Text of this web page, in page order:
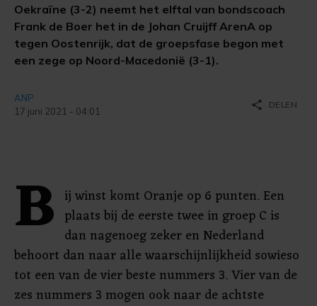
Oekraïne (3-2) neemt het elftal van bondscoach
Frank de Boer het in de Johan Cruijff ArenA op
tegen Oostenrijk, dat de groepsfase begon met
een zege op Noord-Macedonië (3-1).
ANP
17 juni 2021 - 04:01
share DELEN
B ij winst komt Oranje op 6 punten. Een
plaats bij de eerste twee in groep C is
dan nagenoeg zeker en Nederland
behoort dan naar alle waarschijnlijkheid sowieso
tot een van de vier beste nummers 3. Vier van de
zes nummers 3 mogen ook naar de achtste